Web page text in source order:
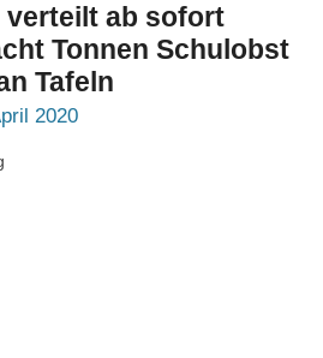
verteilt ab sofort
Tonnen Schulobst
Tafeln
2020